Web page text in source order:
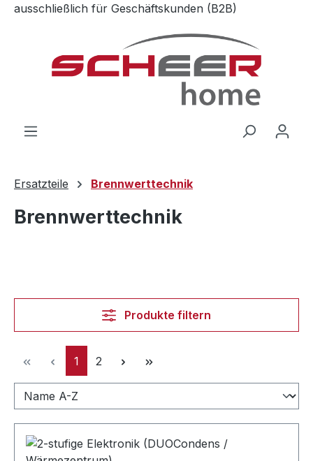
Zum Hauptinhalt springen
ausschließlich für Geschäftskunden (B2B)
Ersatzteile Brennwerttechnik
Brennwerttechnik
Produkte filtern
Seite
1 Seite
2